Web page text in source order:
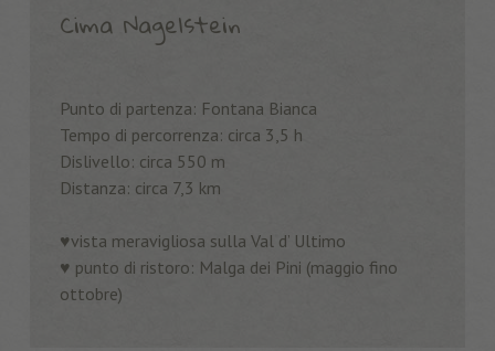
Cima Nagelstein
Punto di partenza: Fontana Bianca
Tempo di percorrenza: circa 3,5 h
Dislivello: circa 550 m
Distanza: circa 7,3 km
♥️vista meravigliosa sulla Val d’ Ultimo
♥️ punto di ristoro: Malga dei Pini (maggio fino
ottobre)